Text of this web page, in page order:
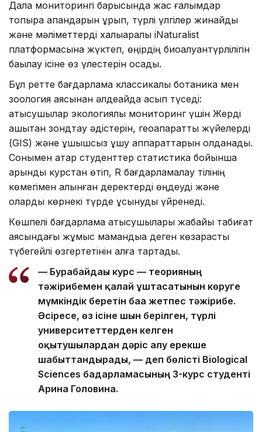
Дала мониторингі барысында жас ғалымдар
топырақ қақпандарын құрып, түрлі үлгілер жинайды
және мәліметтерді халықаралық iNaturalist
платформасына жүктеп, өңірдің биоалуантүрлілігін
бақылау ісіне өз үлестерін қосады.
Бұл ретте бағдарлама классикалық ботаника мен
зоология аясынан әлдеқайда асып түседі:
қатысушылар экологиялық мониторинг үшін Жерді
қашықтан зондтау әдістерін, геоақпараттық жүйелерді
(GIS) және ұшқышсыз ұшу аппараттарын қолданады.
Сонымен қатар студенттер статистика бойынша
қарқынды курстан өтіп, R бағдарламалау тілінің
көмегімен алынған деректерді өңдеуді және
оларды көрнекі түрде ұсынуды үйренеді.
Көшпелі бағдарлама қатысушылары жабайы табиғат
аясындағы жұмыс мамандыққа деген көзқарасты
түбегейлі өзгертетінін алға тартады.
— Бурабайдағы курс — теорияның
тәжірибемен қалай ұштасатынын көруге
мүмкіндік беретін баға жетпес тәжірибе.
Әсіресе, өз ісіне шын берілген, түрлі
университеттерден келген
оқытушылардан дәріс алу ерекше
шабыттандырады, — деп бөлісті Biological
Sciences бағдарламасының 3-курс студенті
Арина Головина.